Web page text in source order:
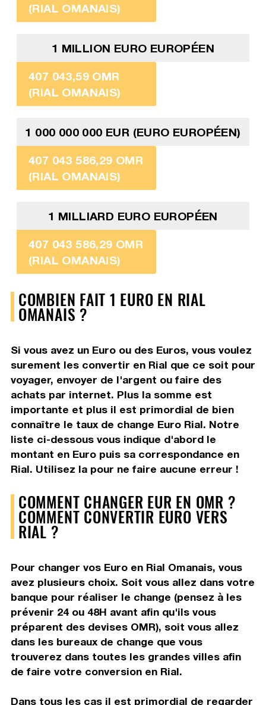
(RIAL OMANAIS)
1 MILLION EURO EUROPÉEN
407 043,59 OMR
(RIAL OMANAIS)
1 000 000 000 EUR (EURO EUROPÉEN)
407 043 586,29 OMR
(RIAL OMANAIS)
1 MILLIARD EURO EUROPÉEN
407 043 586,29 OMR
(RIAL OMANAIS)
COMBIEN FAIT 1 EURO EN RIAL
OMANAIS ?
Si vous avez un Euro ou des Euros, vous voulez
surement les convertir en Rial que ce soit pour
voyager, envoyer de l'argent ou faire des
achats par internet. Plus la somme est
importante et plus il est primordial de bien
connaître le taux de change Euro Rial. Notre
liste ci-dessous vous indique d'abord le
montant en Euro puis sa correspondance en
Rial. Utilisez la pour ne faire aucune erreur !
COMMENT CHANGER EUR EN OMR ?
COMMENT CONVERTIR EURO VERS
RIAL ?
Pour changer vos Euro en Rial Omanais, vous
avez plusieurs choix. Soit vous allez dans votre
banque pour réaliser le change (pensez à les
prévenir 24 ou 48H avant afin qu'ils vous
préparent des devises OMR), soit vous allez
dans les bureaux de change que vous
trouverez dans toutes les grandes villes afin
de faire votre conversion en Rial.
Dans tous les cas il est primordial de regarder